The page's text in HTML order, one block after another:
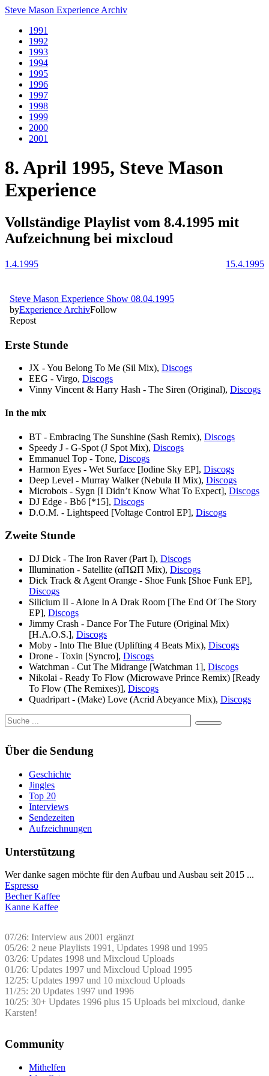
Steve Mason Experience Archiv
1991
1992
1993
1994
1995
1996
1997
1998
1999
2000
2001
8. April 1995, Steve Mason
Experience
Vollständige Playlist vom 8.4.1995 mit
Aufzeichnung bei mixcloud
1.4.1995 15.4.1995
Erste Stunde
JX - You Belong To Me (Sil Mix), Discogs
EEG - Virgo, Discogs
Vinny Vincent & Harry Hash - The Siren (Original), Discogs
In the mix
BT - Embracing The Sunshine (Sash Remix), Discogs
Speedy J - G-Spot (J Spot Mix), Discogs
Emmanuel Top - Tone, Discogs
Harmon Eyes - Wet Surface [Iodine Sky EP], Discogs
Deep Level - Murray Walker (Nebula II Mix), Discogs
Microbots - Sygn [I Didn’t Know What To Expect], Discogs
DJ Edge - Bb6 [*15], Discogs
D.O.M. - Lightspeed [Voltage Control EP], Discogs
Zweite Stunde
DJ Dick - The Iron Raver (Part I), Discogs
Illumination - Satellite (αΠΩΠ Mix), Discogs
Dick Track & Agent Orange - Shoe Funk [Shoe Funk EP],
Discogs
Silicium II - Alone In A Drak Room [The End Of The Story
EP], Discogs
Jimmy Crash - Dance For The Future (Original Mix)
[H.A.O.S.], Discogs
Moby - Into The Blue (Uplifting 4 Beats Mix), Discogs
Drone - Toxin [Syncro], Discogs
Watchman - Cut The Midrange [Watchman 1], Discogs
Nikolai - Ready To Flow (Microwave Prince Remix) [Ready
To Flow (The Remixes)], Discogs
Quadripart - (Make) Love (Acrid Abeyance Mix), Discogs
Über die Sendung
Geschichte
Jingles
Top 20
Interviews
Sendezeiten
Aufzeichnungen
Unterstützung
Wer danke sagen möchte für den Aufbau und Ausbau seit 2015 ...
Espresso
Becher Kaffee
Kanne Kaffee
07/26: Interview aus 2001 ergänzt
05/26: 2 neue Playlists 1991, Updates 1998 und 1995
03/26: Updates 1998 und Mixcloud Uploads
01/26: Updates 1997 und Mixcloud Upload 1995
12/25: Updates 1997 und 10 mixcloud Uploads
11/25: 20 Updates 1997 und 1996
10/25: 30+ Updates 1996 plus 15 Uploads bei mixcloud, danke
Karsten!
Community
Mithelfen